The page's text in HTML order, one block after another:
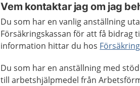
Vem kontaktar jag om jag
Du som har en vanlig anställning
Försäkringskassan för att få bidrag
information hittar du hos
Du som har en anställning med
till arbetshjälpmedel från